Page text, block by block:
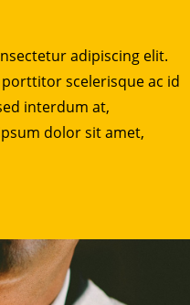
adipiscing elit.
scelerisque ac id
interdum at,
dolor sit amet,